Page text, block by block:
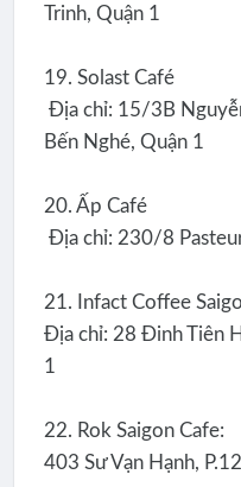
Trinh, Quận 1
19. Solast Café
Địa chỉ: 15/3B
Bến Nghé, Quận 1
20. Ấp Café
Địa chỉ: 230/8
21. Infact Coffee
Địa chỉ: 28 Đinh Tiên
1
22. Rok Saigon Cafe:
403 Sư Vạn Hạnh,